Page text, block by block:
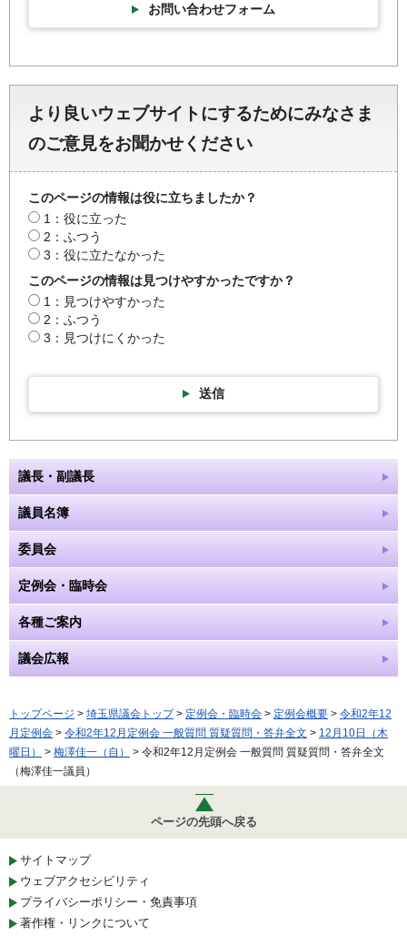
お問い合わせフォーム
より良いウェブサイトにするためにみなさま
のご意見をお聞かせください
このページの情報は役に立ちましたか？
1：役に立った
2：ふつう
3：役に立たなかった
このページの情報は見つけやすかったですか？
1：見つけやすかった
2：ふつう
3：見つけにくかった
送信
議長・副議長
議員名簿
委員会
定例会・臨時会
各種ご案内
議会広報
トップページ > 埼玉県議会トップ> 定例会・臨時会 > 定例会概要 > 令和2年12
月定例会 > 令和2年12月定例会 一般質問 質疑質問・答弁全文 > 12月10日（木
曜日）
> 梅澤佳一（自）
> 令和2年12月定例会 一般質問 質疑質問・答弁全文
（梅澤佳一議員）
ページの先頭へ戻る
サイトマップ
ウェブアクセシビリティ
プライバシーポリシー・免責事項
著作権・リンクについて